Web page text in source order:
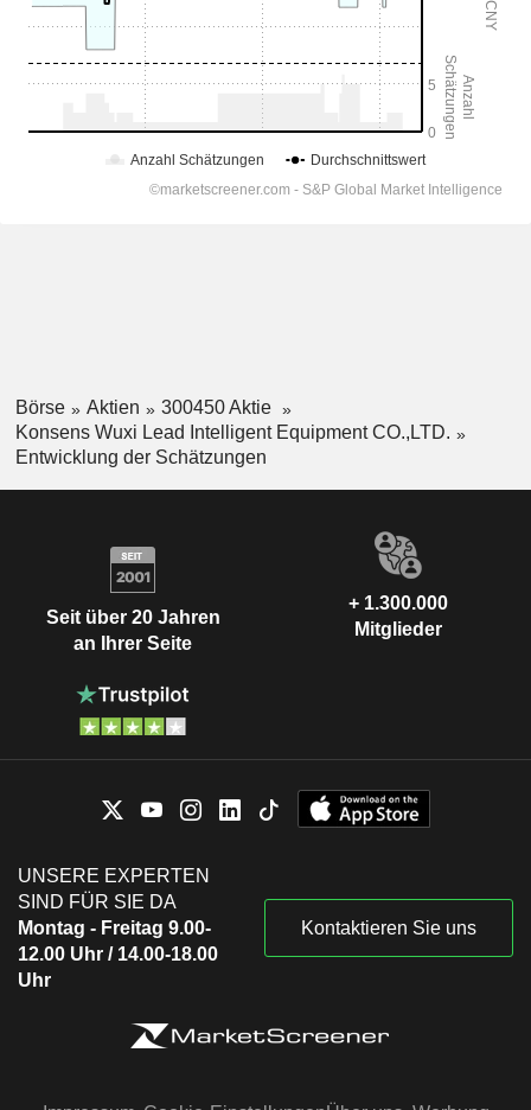
Börse Aktien
300450 Aktie
Konsens Wuxi Lead Intelligent Equipment CO.,LTD.
Entwicklung der Schätzungen
Seit über 20 Jahren
an Ihrer Seite
+ 1.300.000
Mitglieder
UNSERE EXPERTEN
SIND FÜR SIE DA
Montag - Freitag 9.00-
12.00 Uhr / 14.00-18.00
Uhr
Kontaktieren Sie uns